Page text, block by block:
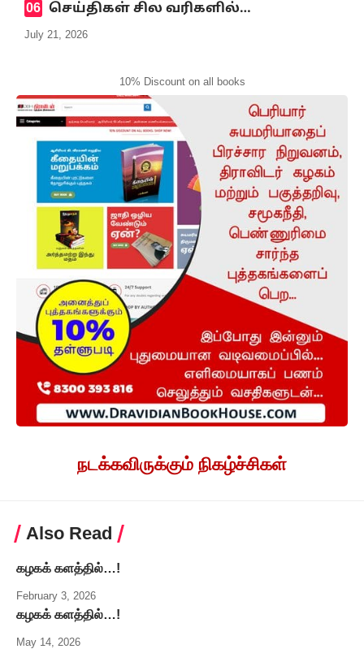
செய்திகள் சில வரிகளில்…
July 21, 2026
10% Discount on all books
நடக்கவிருக்கும் நிகழ்ச்சிகள்
Also Read
கழகக் களத்தில்…!
February 3, 2026
கழகக் களத்தில்…!
May 14, 2026